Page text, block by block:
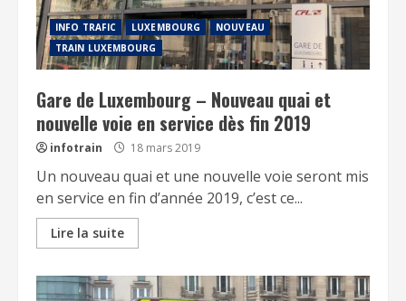
INFO TRAFIC LUXEMBOURG
NOUVEAU
TRAIN LUXEMBOURG
Gare de Luxembourg – Nouveau quai et
nouvelle voie en service dès fin 2019
infotrain 18 mars 2019
Un nouveau quai et une nouvelle voie seront mis
en service en fin d’année 2019, c’est ce...
Lire la suite